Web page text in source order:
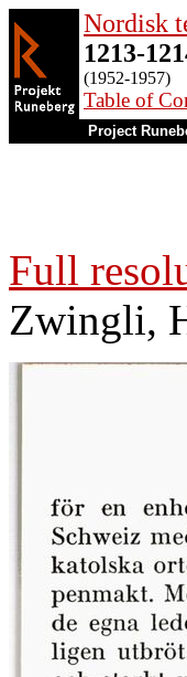
Nordisk
1213-
(1952-1957)
Table of
Project
Full
Zwingli,